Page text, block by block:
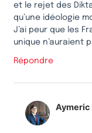
et le rejet des
qu’une idéologie
J’ai peur que les
unique n’auraient
Répondre
Aymeric